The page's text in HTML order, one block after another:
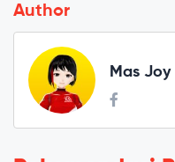
Author
Mas